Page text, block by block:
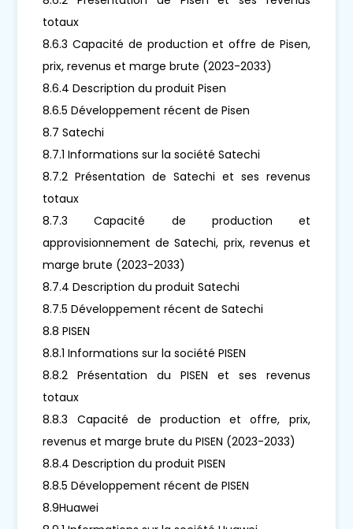
totaux
8.6.3 Capacité de production et offre de Pisen,
prix, revenus et marge brute (2023-2033)
8.6.4 Description du produit Pisen
8.6.5 Développement récent de Pisen
8.7 Satechi
8.7.1 Informations sur la société Satechi
8.7.2 Présentation de Satechi et ses revenus
totaux
8.7.3 Capacité de production et
approvisionnement de Satechi, prix, revenus et
marge brute (2023-2033)
8.7.4 Description du produit Satechi
8.7.5 Développement récent de Satechi
8.8 PISEN
8.8.1 Informations sur la société PISEN
8.8.2 Présentation du PISEN et ses revenus
totaux
8.8.3 Capacité de production et offre, prix,
revenus et marge brute du PISEN (2023-2033)
8.8.4 Description du produit PISEN
8.8.5 Développement récent de PISEN
8.9Huawei